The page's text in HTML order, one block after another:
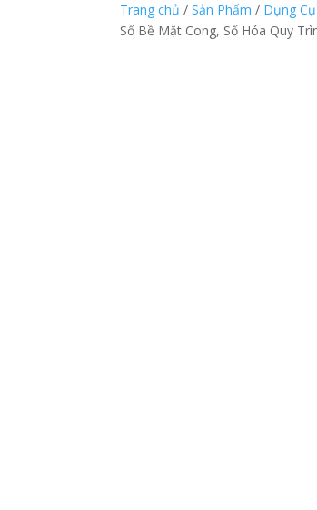
Trang chủ / Sản Phẩm / Dụng
Số Bề Mặt Cong, Số Hóa Quy